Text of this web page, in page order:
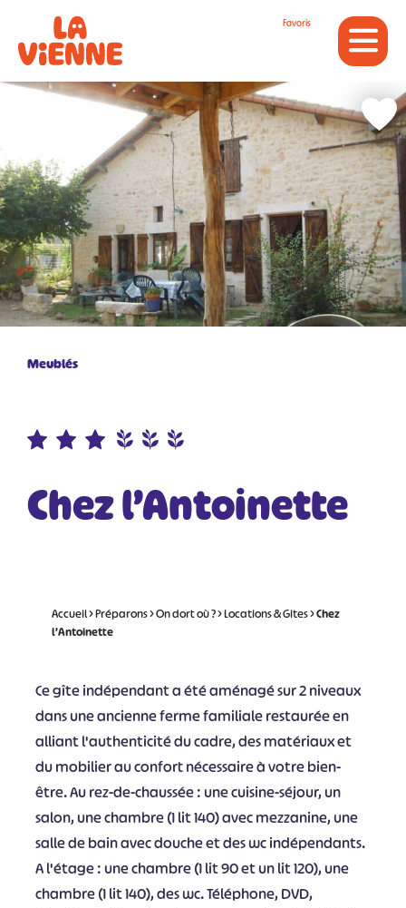
Favoris
Meublés
Chez l’Antoinette
Accueil>Préparons>On dort où ?>Locations & Gites>Chez
l’Antoinette
Ce gîte indépendant a été aménagé sur 2 niveaux
dans une ancienne ferme familiale restaurée en
alliant l'authenticité du cadre, des matériaux et
du mobilier au confort nécessaire à votre bien-
être. Au rez-de-chaussée : une cuisine-séjour, un
salon, une chambre (1 lit 140) avec mezzanine, une
salle de bain avec douche et des wc indépendants.
A l'étage : une chambre (1 lit 90 et un lit 120), une
chambre (1 lit 140), des wc. Téléphone, DVD,